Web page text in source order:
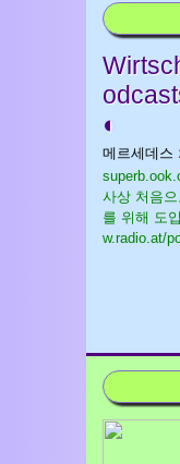
◐
메르세데스
사상 처음
를 위해 도입
w.radio.at/